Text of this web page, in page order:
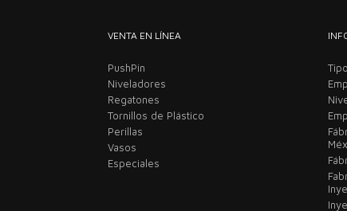
VENTA EN LÍNEA
PushPin
Niveladores
Regatones
Tornillos de Plástico
Perillas
Vasos
Especiales